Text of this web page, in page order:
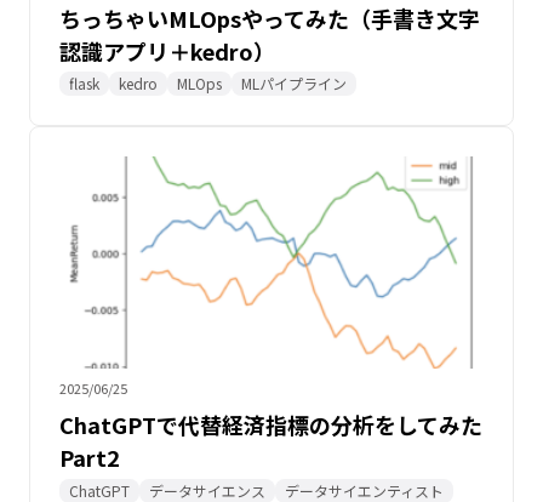
ちっちゃいMLOpsやってみた（手書き文字
認識アプリ＋kedro）
flask kedro MLOps MLパイプライン
2025/06/25
ChatGPTで代替経済指標の分析をしてみた
Part2
ChatGPT データサイエンス
データサイエンティスト